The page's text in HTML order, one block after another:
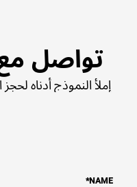
تواصل
إملأ النموذج أدناه
NAME
*